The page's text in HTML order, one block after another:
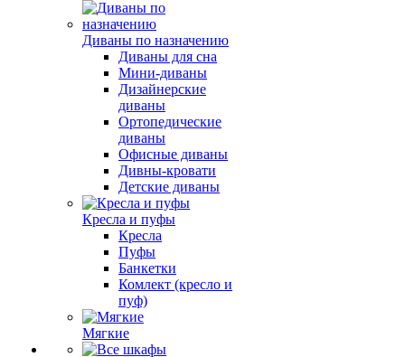
Диваны по назначению
Диваны для сна
Мини-диваны
Дизайнерские
диваны
Ортопедические
диваны
Офисные диваны
Дивны-кровати
Детские диваны
Кресла и пуфы
Кресла
Пуфы
Банкетки
Комлект (кресло и
пуф)
Мягкие